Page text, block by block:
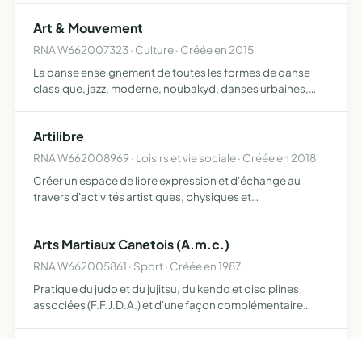
Art & Mouvement
RNA W662007323 · Culture · Créée en 2015
La danse enseignement de toutes les formes de danse
classique, jazz, moderne, noubakyd, danses urbaines,
professeu…
Artilibre
RNA W662008969 · Loisirs et vie sociale · Créée en 2018
Créer un espace de libre expression et d'échange au
travers d'activités artistiques, physiques et
social, culturel…
Arts Martiaux Canetois (A.m.c.)
RNA W662005861 · Sport · Créée en 1987
Pratique du judo et du jujitsu, du kendo et disciplines
associées (F.F.J.D.A.) et d'une façon complémentaire